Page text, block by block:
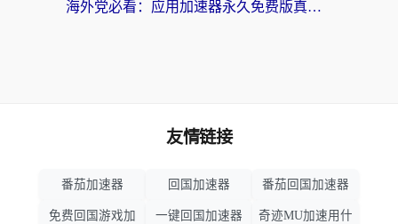
海外党必看：应用加速器永久免费版真的靠谱吗？教你选对回国加速器无缝刷国内资源
友情链接
番茄加速器 回国加速器 番茄回国加速器
免费回国游戏加
一键回国加速器
奇迹MU加速用什